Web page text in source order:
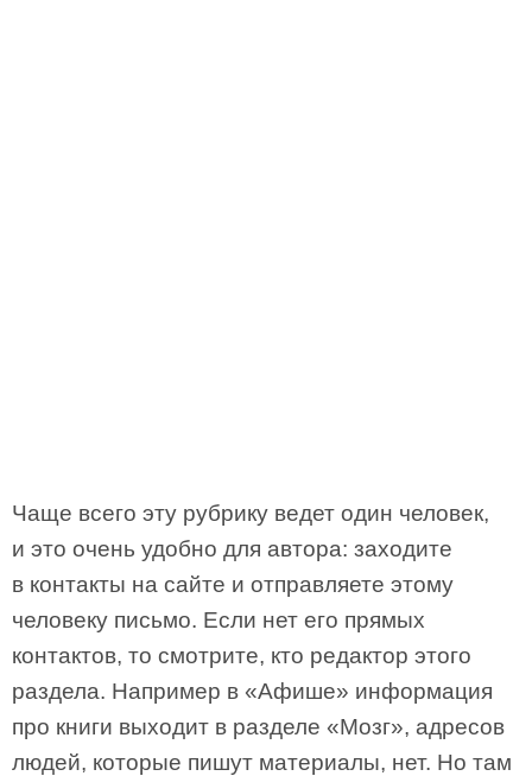
Чаще всего эту рубрику ведет один человек,
и это очень удобно для автора: заходите
в контакты на сайте и отправляете этому
человеку письмо. Если нет его прямых
контактов, то смотрите, кто редактор этого
раздела. Например в «Афише» информация
про книги выходит в разделе «Мозг», адресов
людей, которые пишут материалы, нет. Но там